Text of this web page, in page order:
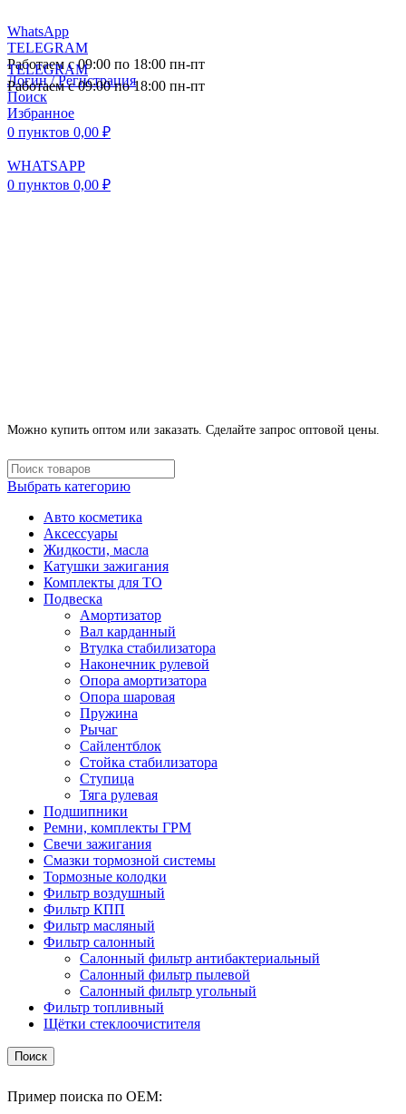
WhatsApp
TELEGRAM
Работаем с 09:00 по 18:00 пн-пт
Логин / Регистрация
Поиск
Избранное
0 пунктов 0,00 ₽
WHATSAPP
0 пунктов 0,00 ₽
TELEGRAM
Работаем с 09:00 по 18:00 пн-пт
Можно купить оптом или заказать. Сделайте запрос оптовой цены.
Выбрать категорию
Авто косметика
Аксессуары
Жидкости, масла
Катушки зажигания
Комплекты для ТО
Подвеска
Амортизатор
Вал карданный
Втулка стабилизатора
Наконечник рулевой
Опора амортизатора
Опора шаровая
Пружина
Рычаг
Сайлентблок
Стойка стабилизатора
Ступица
Тяга рулевая
Подшипники
Ремни, комплекты ГРМ
Свечи зажигания
Смазки тормозной системы
Тормозные колодки
Фильтр воздушный
Фильтр КПП
Фильтр масляный
Фильтр салонный
Салонный фильтр антибактериальный
Салонный фильтр пылевой
Салонный фильтр угольный
Фильтр топливный
Щётки стеклоочистителя
Поиск
Пример поиска по OEM: